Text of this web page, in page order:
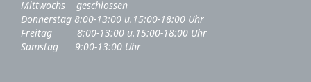
Mittwochs geschlossen
Donnerstag 8:00-13:00 u.15:00-18:00 Uhr
Freitag 8:00-13:00 u.15:00-18:00 Uhr
Samstag 9:00-13:00 Uhr